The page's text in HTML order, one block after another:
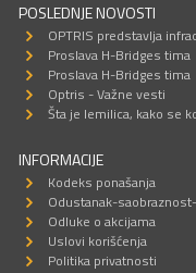
POSLEDNJE NOVOSTI
OPTRIS predstavlja
Proslava H-Bridges tima
Proslava H-Bridges tima
Optris - Važne vesti
Šta je lemilica, kako se
INFORMACIJE
Kodeks ponašanja
Odustanak-
Odluke o akcijama
Uslovi korišćenja
Politika privatnosti